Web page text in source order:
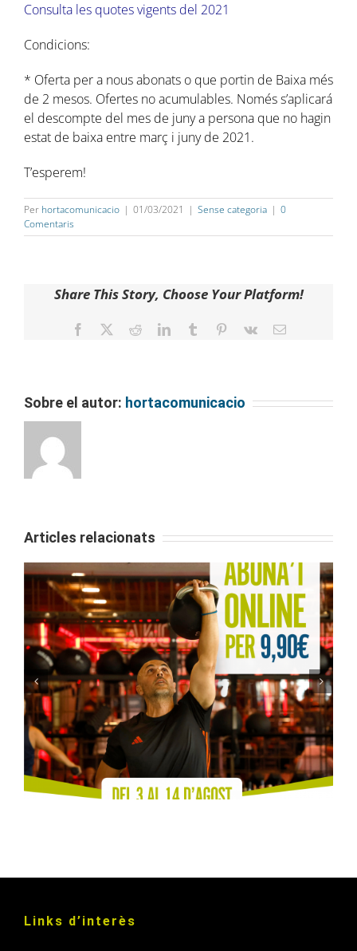
Consulta les quotes vigents del 2021
Condicions:
* Oferta per a nous abonats o que portin de Baixa més
de 2 mesos. Ofertes no acumulables. Només s’aplicará
el descompte del mes de juny a persona que no hagin
estat de baixa entre març i juny de 2021.
T’esperem!
Per hortacomunicacio | 01/03/2021 | Sense categoria | 0
Comentaris
Share This Story, Choose Your Platform!
Facebook
TwitterRedditLinkedInTumblr Pinterest
Vk Email
Sobre el autor: hortacomunicacio
Articles relacionats
La Unió Atlètica d’Horta inicia una nova
aliança amb Miranco Media
Links d’interès